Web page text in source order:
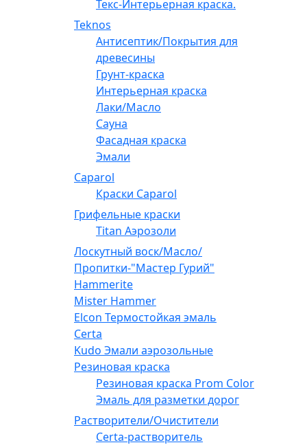
Текс-Интерьерная краска.
Teknos
Антисептик/Покрытия для
древесины
Грунт-краска
Интерьерная краска
Лаки/Масло
Сауна
Фасадная краска
Эмали
Caparol
Краски Caparol
Грифельные краски
Titan Аэрозоли
Лоскутный воск/Масло/
Пропитки-"Мастер Гурий"
Hammerite
Mister Hammer
Elcon Термостойкая эмаль
Certa
Kudo Эмали аэрозольные
Резиновая краска
Резиновая краска Prom Color
Эмаль для разметки дорог
Растворители/Очистители
Certa-растворитель